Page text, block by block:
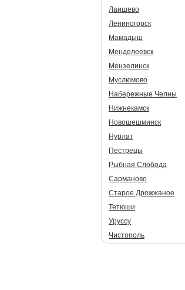
Лаишево
Лениногорск
Мамадыш
Менделеевск
Мензелинск
Муслюмово
Набережные Челны
Нижнекамск
Новошешминск
Нурлат
Пестрецы
Рыбная Слобода
Сарманово
Старое Дрожжаное
Тетюши
Уруссу
Чистополь